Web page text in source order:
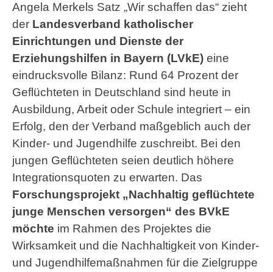
Angela Merkels Satz „Wir schaffen das“ zieht
der Landesverband katholischer
Einrichtungen und Dienste der
Erziehungshilfen in Bayern (LVkE) eine
eindrucksvolle Bilanz: Rund 64 Prozent der
Geflüchteten in Deutschland sind heute in
Ausbildung, Arbeit oder Schule integriert – ein
Erfolg, den der Verband maßgeblich auch der
Kinder- und Jugendhilfe zuschreibt. Bei den
jungen Geflüchteten seien deutlich höhere
Integrationsquoten zu erwarten. Das
Forschungsprojekt „Nachhaltig geflüchtete
junge Menschen versorgen“ des BVkE
möchte im Rahmen des Projektes die
Wirksamkeit und die Nachhaltigkeit von Kinder-
und Jugendhilfemaßnahmen für die Zielgruppe